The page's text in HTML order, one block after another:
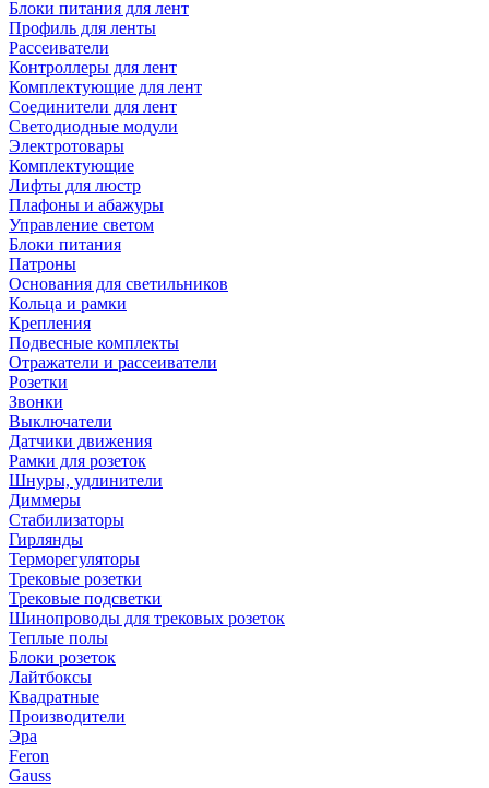
Блоки питания для лент
Профиль для ленты
Рассеиватели
Контроллеры для лент
Комплектующие для лент
Соединители для лент
Светодиодные модули
Электротовары
Комплектующие
Лифты для люстр
Плафоны и абажуры
Управление светом
Блоки питания
Патроны
Основания для светильников
Кольца и рамки
Крепления
Подвесные комплекты
Отражатели и рассеиватели
Розетки
Звонки
Выключатели
Датчики движения
Рамки для розеток
Шнуры, удлинители
Диммеры
Стабилизаторы
Гирлянды
Терморегуляторы
Трековые розетки
Трековые подсветки
Шинопроводы для трековых розеток
Теплые полы
Блоки розеток
Лайтбоксы
Квадратные
Производители
Эра
Feron
Gauss